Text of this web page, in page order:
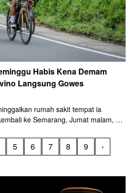
Habis Kena Demam
Langsung Gowes
rumah sakit tempat ia
ke Semarang, Jumat malam, 8
5 6 7 8 9 ›